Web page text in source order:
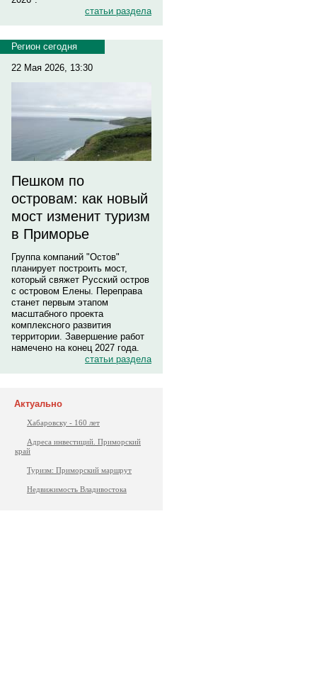
статьи раздела
Регион сегодня
22 Мая 2026, 13:30
Пешком по
островам: как новый
мост изменит туризм
в Приморье
Группа компаний "Остов"
планирует построить мост,
который свяжет Русский остров
с островом Елены. Переправа
станет первым этапом
масштабного проекта
комплексного развития
территории. Завершение работ
намечено на конец 2027 года.
статьи раздела
Актуально
Хабаровску - 160 лет
Адреса инвестиций. Приморский
край
Туризм: Приморский маршрут
Недвижимость Владивостока